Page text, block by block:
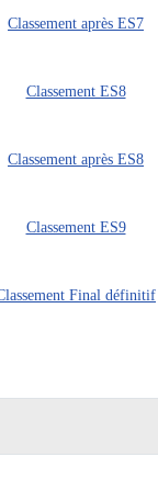
Classement après ES7
Classement ES8
Classement après ES8
Classement ES9
Final définitif